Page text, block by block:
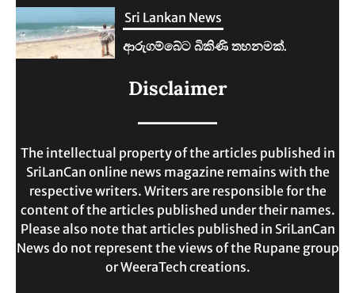
Sri Lankan News
ඉහළට.
Disclaimer
The intellectual property of the articles published in
SriLanCan online news magazine remains with the
respective writers. Writers are responsible for the
content of the articles published under their names.
Please also note that articles published in SriLanCan
News do not represent the views of the Rupane group
or WeeraTech creations.